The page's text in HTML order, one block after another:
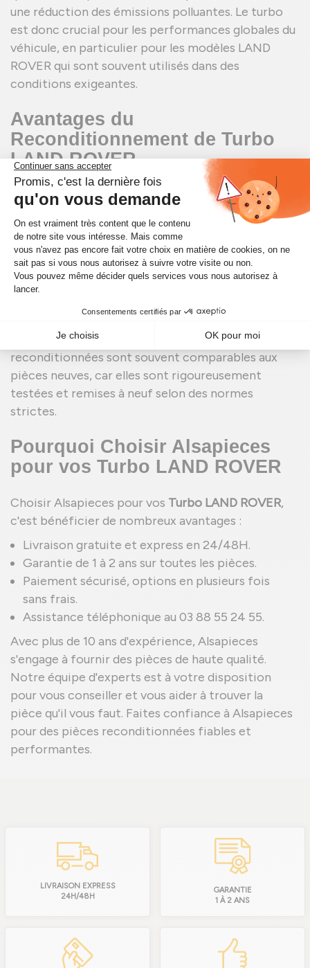
une réduction des émissions polluantes. Le turbo
est donc crucial pour les performances globales du
véhicule, en particulier pour les modèles LAND
ROVER qui sont souvent utilisés dans des
conditions exigeantes.
Avantages du
Reconditionnement de Turbo
LAND ROVER
Le reconditionnement desTurbo LAND ROVER
présente de nombreux avantages. Tout d'abord, il
est économiquement avantageux car il coûte
généralement moins cher qu'un turbo neuf. De
plus, le reconditionnement est une option
écologique, car il permet de réutiliser des pièces
de qualité et de durabilité, les pièces
reconditionnées sont souvent comparables aux
pièces neuves, car elles sont rigoureusement
testées et remises à neuf selon des normes
strictes.
Pourquoi Choisir Alsapieces
pour vos Turbo LAND ROVER
Choisir Alsapieces pour vos Turbo LAND ROVER,
c'est bénéficier de nombreux avantages :
Livraison gratuite et express en 24/48H.
Garantie de 1 à 2 ans sur toutes les pièces.
Paiement sécurisé, options en plusieurs fois
sans frais.
Assistance téléphonique au 03 88 55 24 55.
Avec plus de 10 ans d'expérience, Alsapieces
s'engage à fournir des pièces de haute qualité.
Notre équipe d'experts est à votre disposition
pour vous conseiller et vous aider à trouver la
pièce qu'il vous faut. Faites confiance à Alsapieces
pour des pièces reconditionnées fiables et
performantes.
LIVRAISON EXPRESS
24H/48H
GARANTIE
1 À 2 ANS